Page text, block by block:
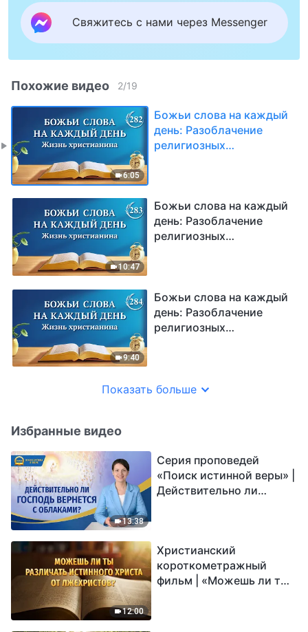
Свяжитесь с нами через Messenger
Похожие видео 2/19
6:05
Божьи слова на каждый
день: Разоблачение
религиозных
10:47
Божьи слова на каждый
день: Разоблачение
религиозных
9:40
Божьи слова на каждый
день: Разоблачение
религиозных
Показать больше
Избранные видео
13:38
Серия проповедей
«Поиск истинной веры» |
Действительно ли
12:00
Христианский
короткометражный
фильм | «Можешь ли ты